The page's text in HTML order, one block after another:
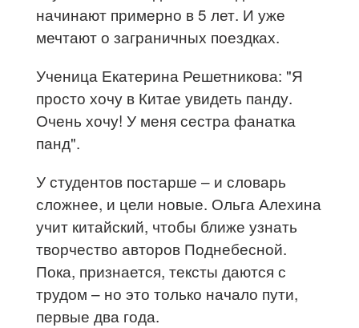
начинают примерно в 5 лет. И уже
мечтают о заграничных поездках.
Ученица Екатерина Решетникова: "Я
просто хочу в Китае увидеть панду.
Очень хочу! У меня сестра фанатка
панд".
У студентов постарше – и словарь
сложнее, и цели новые. Ольга Алехина
учит китайский, чтобы ближе узнать
творчество авторов Поднебесной.
Пока, признается, тексты даются с
трудом – но это только начало пути,
первые два года.